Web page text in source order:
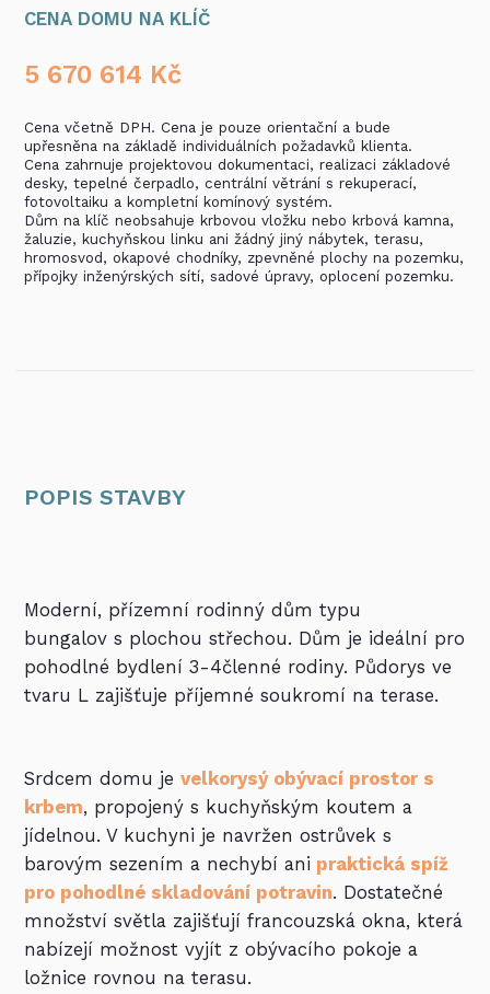
CENA DOMU NA KLÍČ
5 670 614 Kč
Cena včetně DPH. Cena je pouze orientační a bude
upřesněna na základě individuálních požadavků klienta.
Cena zahrnuje projektovou dokumentaci, realizaci základové
desky, tepelné čerpadlo, centrální větrání s rekuperací,
fotovoltaiku a kompletní komínový systém.
Dům na klíč neobsahuje krbovou vložku nebo krbová kamna,
žaluzie, kuchyňskou linku ani žádný jiný nábytek, terasu,
hromosvod, okapové chodníky, zpevněné plochy na pozemku,
přípojky inženýrských sítí, sadové úpravy, oplocení pozemku.
POPIS STAVBY
Moderní, přízemní rodinný dům typu
bungalov s plochou střechou. Dům je ideální pro
pohodlné bydlení 3-4členné rodiny. Půdorys ve
tvaru L zajišťuje příjemné soukromí na terase.
Srdcem domu jevelkorysý obývací prostor s
krbem, propojený s kuchyňským koutem a
jídelnou. V kuchyni je navržen ostrůvek s
barovým sezením a nechybí ani praktická spíž
pro pohodlné skladování potravin. Dostatečné
množství světla zajišťují francouzská okna, která
nabízejí možnost vyjít z obývacího pokoje a
ložnice rovnou na terasu.